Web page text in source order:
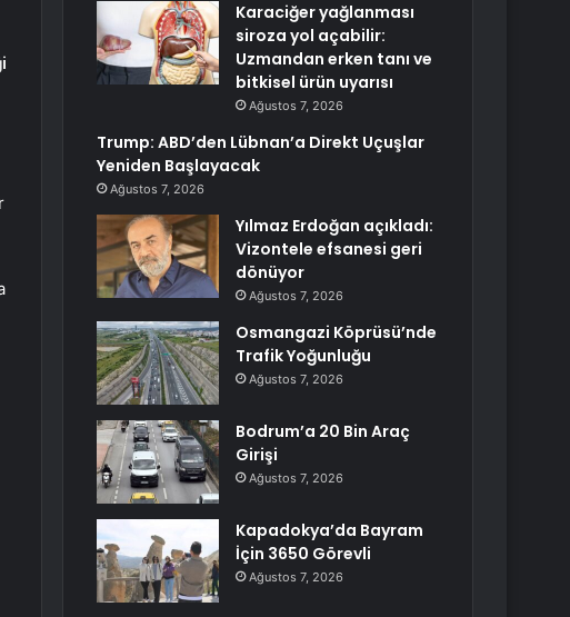
Karaciğer yağlanması
siroza yol açabilir:
Uzmandan erken tanı ve
bitkisel ürün uyarısı
Ağustos 7, 2026
Trump: ABD’den Lübnan’a Direkt Uçuşlar
Yeniden Başlayacak
Ağustos 7, 2026
Yılmaz Erdoğan açıkladı:
Vizontele efsanesi geri
dönüyor
Ağustos 7, 2026
Osmangazi Köprüsü’nde
Trafik Yoğunluğu
Ağustos 7, 2026
Bodrum’a 20 Bin Araç
Girişi
Ağustos 7, 2026
Kapadokya’da Bayram
İçin 3650 Görevli
Ağustos 7, 2026